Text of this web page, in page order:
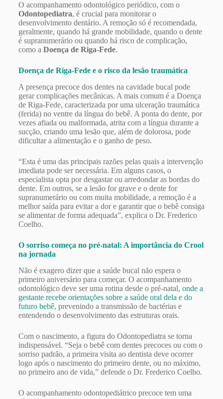
O acompanhamento odontológico periódico, com o
Odontopediatra, é crucial para monitorar o
desenvolvimento dentário. A remoção só é recomendada,
geralmente, quando há grande mobilidade, quando o dente
é supranumerário ou quando há risco de complicação,
como a Doença de Riga-Fede.
Doença de Riga-Fede e o risco da lesão traumática
A presença precoce dos dentes na cavidade bucal pode
gerar complicações mecânicas. A mais comum é a Doença
de Riga-Fede, caracterizada por uma ulceração traumática
(ferida) no ventre da língua do bebê. A ponta do dente, por
vezes afiada ou malformada, atrita com a língua durante a
sucção, criando uma lesão que, além de dolorosa, pode
dificultar a alimentação e o ganho de peso.
“Esta é uma das principais razões pelas quais a intervenção
imediata pode ser necessária. Em alguns casos, o
especialista opta por desgastar ou arredondar as bordas do
dente. Em outros, se a lesão for grave e o dente for
supranumerário ou com muita mobilidade, a remoção é a
melhor saída para evitar a dor e garantir que o bebê consiga
se alimentar de forma adequada”, explica o Dr. Frederico
Coelho.
O sorriso começa no pré-natal: A importância do Crool
na jornada
Não é exagero dizer que a saúde bucal não espera o
primeiro aniversário para começar. O acompanhamento
odontológico deve ser uma rotina desde o pré-natal, onde a
gestante recebe orientações sobre a saúde oral dela e do
futuro bebê, prevenindo a transmissão de bactérias e
entendendo o desenvolvimento das estruturas orais.
Com o nascimento, a figura do Odontopediatra se torna
indispensável. “Seja o bebê com dentes precoces ou com o
sorriso padrão, a primeira visita ao dentista deve ocorrer
logo após o nascimento do primeiro dente, ou no máximo,
no primeiro ano de vida,” defende o Dr. Frederico Coelho.
O acompanhamento odontopediátrico precoce tem uma